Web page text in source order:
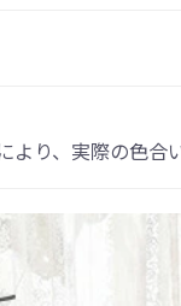
り、実際の色